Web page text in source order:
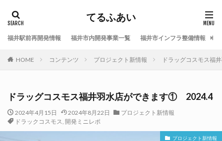
てるふあい
福井駅前再開発情報 福井市内開発事業一覧 福井市インフラ整備情報
HOME コンテンツ プロジェクト新情報 ドラッグコスモス
ドラッグコスモス福井羽水店ができます① 2024.4
2024年4月15日 2024年8月22日
プロジェクト新情報
ドラックコスモス, 開発ミニレポ
プロジェクト新情報